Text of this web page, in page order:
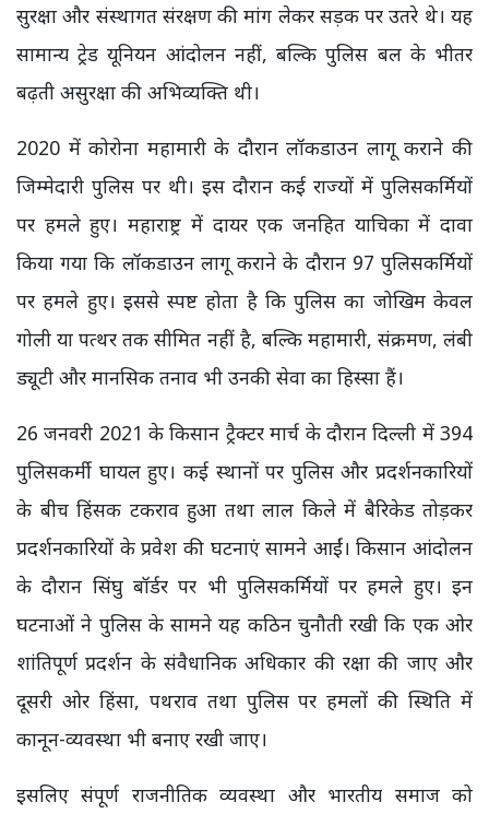
सुरक्षा और संस्थागत संरक्षण की मांग लेकर सड़क पर उतरे थे। यह
सामान्य ट्रेड यूनियन आंदोलन नहीं, बल्कि पुलिस बल के भीतर
बढ़ती असुरक्षा की अभिव्यक्ति थी।
2020 में कोरोना महामारी के दौरान लॉकडाउन लागू कराने की
जिम्मेदारी पुलिस पर थी। इस दौरान कई राज्यों में पुलिसकर्मियों
पर हमले हुए। महाराष्ट्र में दायर एक जनहित याचिका में दावा
किया गया कि लॉकडाउन लागू कराने के दौरान 97 पुलिसकर्मियों
पर हमले हुए। इससे स्पष्ट होता है कि पुलिस का जोखिम केवल
गोली या पत्थर तक सीमित नहीं है, बल्कि महामारी, संक्रमण, लंबी
ड्यूटी और मानसिक तनाव भी उनकी सेवा का हिस्सा हैं।
26 जनवरी 2021 के किसान ट्रैक्टर मार्च के दौरान दिल्ली में 394
पुलिसकर्मी घायल हुए। कई स्थानों पर पुलिस और प्रदर्शनकारियों
के बीच हिंसक टकराव हुआ तथा लाल किले में बैरिकेड तोड़कर
प्रदर्शनकारियों के प्रवेश की घटनाएं सामने आईं। किसान आंदोलन
के दौरान सिंघु बॉर्डर पर भी पुलिसकर्मियों पर हमले हुए। इन
घटनाओं ने पुलिस के सामने यह कठिन चुनौती रखी कि एक ओर
शांतिपूर्ण प्रदर्शन के संवैधानिक अधिकार की रक्षा की जाए और
दूसरी ओर हिंसा, पथराव तथा पुलिस पर हमलों की स्थिति में
कानून-व्यवस्था भी बनाए रखी जाए।
इसलिए संपूर्ण राजनीतिक व्यवस्था और भारतीय समाज को